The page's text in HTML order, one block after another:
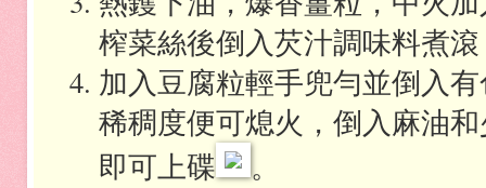
榨菜絲後倒入芡汁調味料煮滾
加入豆腐粒輕手兜勻並倒入
稀稠度便可熄火，倒入麻油
即可上碟
。